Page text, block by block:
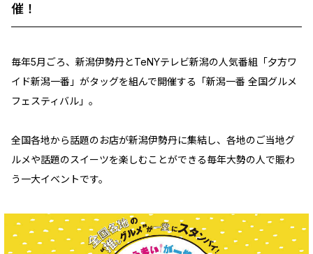
催！
毎年5月ごろ、新潟伊勢丹とTeNYテレビ新潟の人気番組「夕方ワ
イド新潟一番」がタッグを組んで開催する「新潟一番 全国グルメ
フェスティバル」。
全国各地から話題のお店が新潟伊勢丹に集結し、各地のご当地グ
ルメや話題のスイーツを楽しむことができる毎年大勢の人で賑わ
う一大イベントです。